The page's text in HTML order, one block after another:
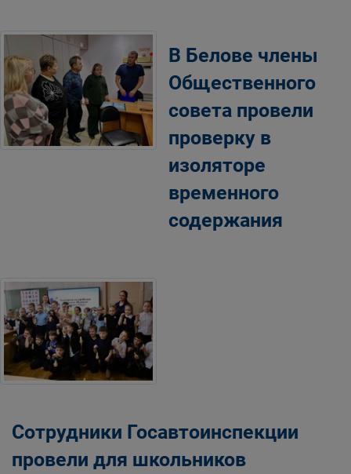
В Белове члены
Общественного
совета провели
проверку в
изоляторе
временного
содержания
Сотрудники Госавтоинспекции
провели для школьников